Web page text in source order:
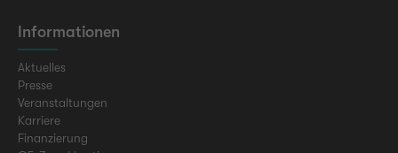
Informationen
Aktuelles
Presse
Veranstaltungen
Karriere
Finanzierung